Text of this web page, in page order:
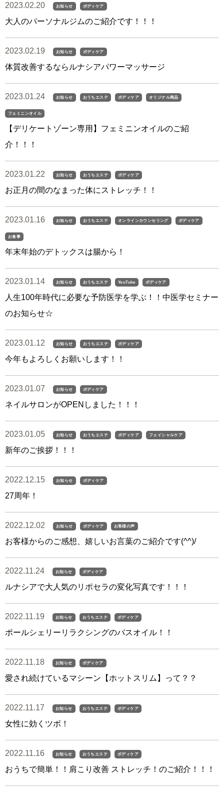
2023.02.20 お知らせ ボディケア
大人のパーソナルジムのご紹介です！！！
2023.02.19 お知らせ ボディケア
体質改善するならルナシアパワーマッサージ
2023.01.24 お知らせ おうちエステ ボディケア オリジナル商品
フェミニンオイル
【デリケートゾーン専用】フェミニンオイルのご紹
介！！！
2023.01.22 お知らせ おうちエステ ボディケア
お正月の間のなまった体にストレッチ！！
2023.01.16 お知らせ おうちエステ オンラインカウンセリング ボディケア
お食事
年末年始のデトックスは腸から！
2023.01.14 お知らせ おうちエステ YouTube ボディケア
人生100年時代に必要な予防医学を学ぶ！！中医学セミナー
のお知らせ☆
2023.01.12 お知らせ おうちエステ ボディケア
今年もよろしくお願いします！！
2023.01.07 お知らせ ボディケア
ネイルサロンがOPENしました！！！
2023.01.05 お知らせ おうちエステ ボディケア フェイシャルケア
新年のご挨拶！！！
2022.12.15 お知らせ ボディケア
27周年！
2022.12.02 お知らせ ボディケア お客様の声
お客様からのご感想、嬉しいお言葉のご紹介です(^^)/
2022.11.24 お知らせ ボディケア
ルナシアで大人気のリポセラの変化写真です！！！
2022.11.19 お知らせ おうちエステ ボディケア
ポールシェリーリラクシングのバスオイル！！
2022.11.18 お知らせ ボディケア
愛され続けているマシーン【ホットスリム】って？？
2022.11.17 お知らせ おうちエステ ボディケア
女性に効くツボ！
2022.11.16 お知らせ おうちエステ ボディケア
おうちで簡単！！肩こり改善 ストレッチ！のご紹介！！！